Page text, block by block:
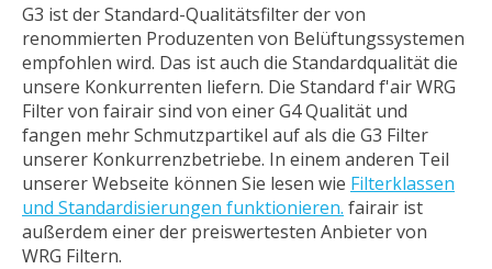
G3 ist der Standard-Qualitätsfilter der von
renommierten Produzenten von Belüftungssystemen
empfohlen wird. Das ist auch die Standardqualität die
unsere Konkurrenten liefern. Die Standard f'air WRG
Filter von fairair sind von einer G4 Qualität und
fangen mehr Schmutzpartikel auf als die G3 Filter
unserer Konkurrenzbetriebe. In einem anderen Teil
unserer Webseite können Sie lesen wie Filterklassen
und Standardisierungen funktionieren. fairair ist
außerdem einer der preiswertesten Anbieter von
WRG Filtern.